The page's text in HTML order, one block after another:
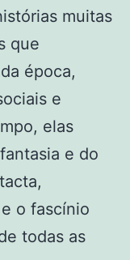
muitas
que
época,
e
elas
e do
o fascínio
todas as